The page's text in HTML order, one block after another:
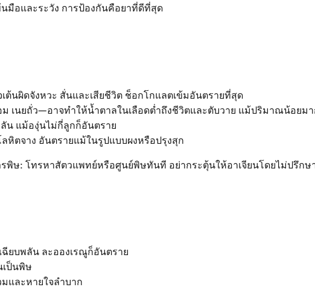
มือและระวัง การป้องกันคือยาที่ดีที่สุด
ต้นผิดจังหวะ สั่นและเสียชีวิต ช็อกโกแลตเข้มอันตรายที่สุด
เนยถั่ว—อาจทำให้น้ำตาลในเลือดต่ำถึงชีวิตและตับวาย แม้ปริมาณน้อยม
น แม้องุ่นไม่กี่ลูกก็อันตราย
หิตจาง อันตรายแม้ในรูปแบบผงหรือปรุงสุก
พิษ: โทรหาสัตวแพทย์หรือศูนย์พิษทันที อย่ากระตุ้นให้อาเจียนโดยไม่ปรึกษ
ยบพลัน ละอองเรณูก็อันตราย
ป็นพิษ
และหายใจลำบาก